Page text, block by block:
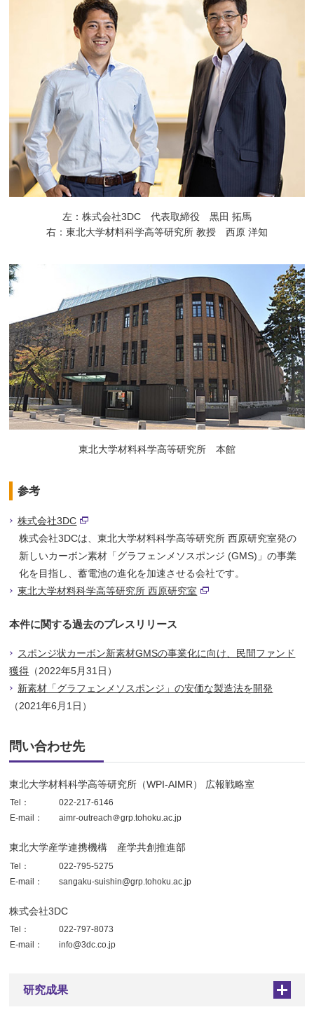
左：株式会社3DC 代表取締役 黒田 拓馬
右：東北大学材料科学高等研究所 教授 西原 洋知
東北大学材料科学高等研究所 本館
参考
株式会社3DC
株式会社3DCは、東北大学材料科学高等研究所 西原研究室発の
新しいカーボン素材「グラフェンメソスポンジ (GMS)」の事業
化を目指し、蓄電池の進化を加速させる会社です。
東北大学材料科学高等研究所 西原研究室
本件に関する過去のプレスリリース
スポンジ状カーボン新素材GMSの事業化に向け、民間ファンド
獲得 （2022年5月31日）
新素材「グラフェンメソスポンジ」の安価な製造法を開発
（2021年6月1日）
問い合わせ先
東北大学材料科学高等研究所（WPI-AIMR） 広報戦略室
Tel：
022-217-6146
E-mail：
aimr-outreach＠grp.tohoku.ac.jp
東北大学産学連携機構 産学共創推進部
Tel：
022-795-5275
E-mail：
sangaku-suishin@grp.tohoku.ac.jp
株式会社3DC
Tel：
022-797-8073
E-mail：
info@3dc.co.jp
研究成果 +